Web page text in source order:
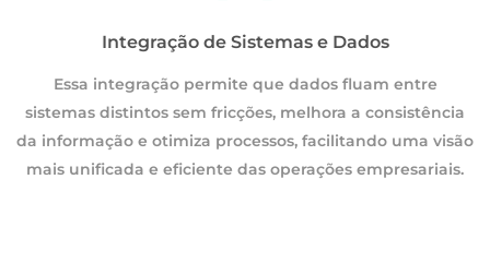
Integração de Sistemas e Dados
Essa integração permite que dados fluam entre
sistemas distintos sem fricções, melhora a consistência
da informação e otimiza processos, facilitando uma visão
mais unificada e eficiente das operações empresariais.